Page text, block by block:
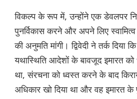
विकल्प के रूप में, उन्होंने एक डेवलपर
पुनर्विकास करने और अपने लिए
की अनुमति मांगी। द्विवेदी ने तर्क दिया
यथास्थिति आदेशों के बावजूद इमारत को
था, संरचना को ध्वस्त करने के बाद
अधिकार खो दिया था और वह इमारत के